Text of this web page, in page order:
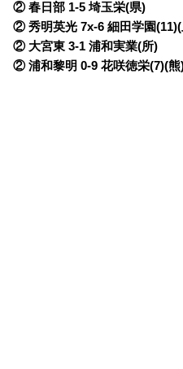
② 春日部 1-5 埼玉栄(県)
② 秀明英光 7x-6 細田学園
② 大宮東 3-1 浦和実業(所)
② 浦和黎明 0-9 花咲徳栄(7)(熊